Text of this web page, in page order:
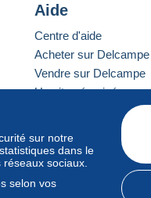
sur notre
dans le
sociaux.
selon vos
Aide
Centre d'aide
Acheter sur Delcampe
Vendre sur Delcampe
Un site sécurisé